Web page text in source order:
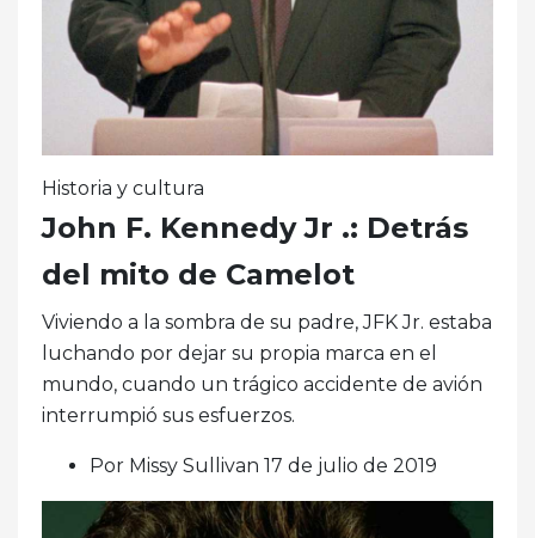
Historia y cultura
John F. Kennedy Jr .: Detrás
del mito de Camelot
Viviendo a la sombra de su padre, JFK Jr. estaba
luchando por dejar su propia marca en el
mundo, cuando un trágico accidente de avión
interrumpió sus esfuerzos.
Por Missy Sullivan 17 de julio de 2019